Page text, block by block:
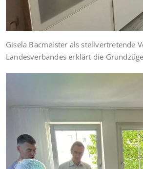
Gisela Bacmeister als stellvertretende
Landesverbandes erklärt die